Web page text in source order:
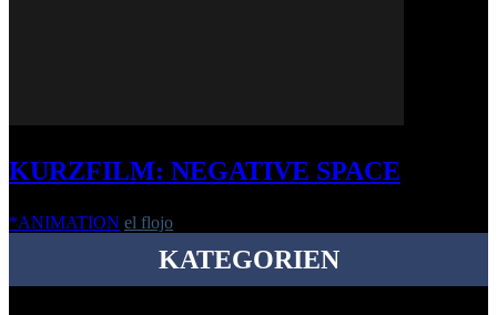
KURZFILM: NEGATIVE SPACE
*ANIMATION el flojo
KATEGORIEN